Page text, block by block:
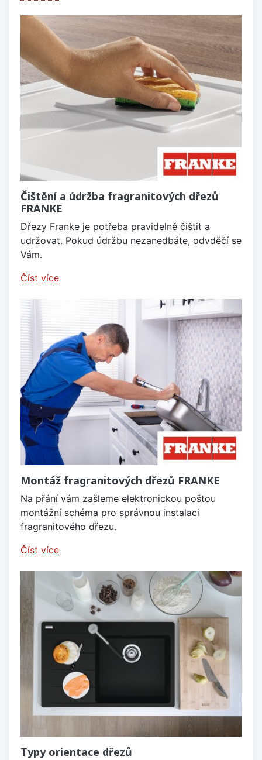
Čištění a údržba fragranitových dřezů
FRANKE
Dřezy Franke je potřeba pravidelně čištit a
udržovat. Pokud údržbu nezanedbáte, odvděčí se
Vám.
Číst více
Montáž fragranitových dřezů FRANKE
Na přání vám zašleme elektronickou poštou
montážní schéma pro správnou instalaci
fragranitového dřezu.
Číst více
Typy orientace dřezů